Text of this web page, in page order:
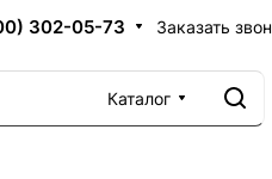
302-05-73 Заказать
Каталог